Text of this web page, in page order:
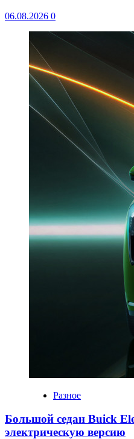
06.08.2026 0
Разное
Большой седан Buick
электрическую версию